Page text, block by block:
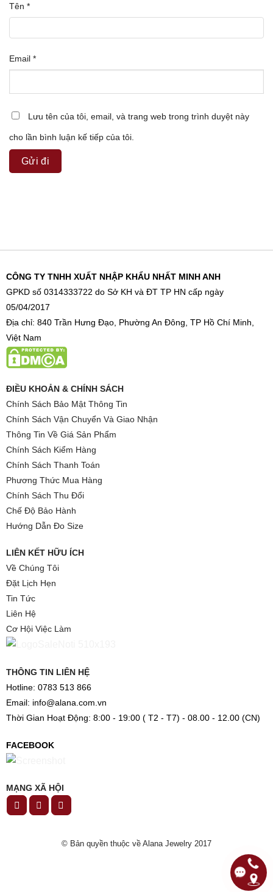
Tên *
Email *
Lưu tên của tôi, email, và trang web trong trình duyệt này
cho lần bình luận kế tiếp của tôi.
CÔNG TY TNHH XUẤT NHẬP KHẨU NHẤT MINH ANH
GPKD số 0314333722 do Sở KH và ĐT TP HN cấp ngày
05/04/2017
Địa chỉ: 840 Trần Hưng Đạo, Phường An Đông, TP Hồ Chí Minh,
Việt Nam
ĐIỀU KHOẢN & CHÍNH SÁCH
Chính Sách Bảo Mật Thông Tin
Chính Sách Vận Chuyển Và Giao Nhận
Thông Tin Về Giá Sản Phẩm
Chính Sách Kiểm Hàng
Chính Sách Thanh Toán
Phương Thức Mua Hàng
Chính Sách Thu Đổi
Chế Độ Bảo Hành
Hướng Dẫn Đo Size
LIÊN KẾT HỮU ÍCH
Về Chúng Tôi
Đặt Lịch Hẹn
Tin Tức
Liên Hệ
Cơ Hội Việc Làm
THÔNG TIN LIÊN HỆ
Hotline: 0783 513 866
Email: info@alana.com.vn
Thời Gian Hoạt Động: 8:00 - 19:00 ( T2 - T7) - 08.00 - 12.00 (CN)
FACEBOOK
MẠNG XÃ HỘI
© Bản quyền thuộc về Alana Jewelry 2017